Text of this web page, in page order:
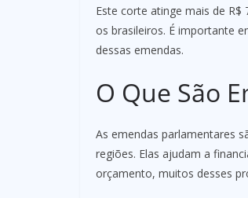
Este corte atinge mais de
os brasileiros. É importante
dessas emendas.
O Que São
As emendas parlamentares
regiões. Elas ajudam a
orçamento, muitos desses